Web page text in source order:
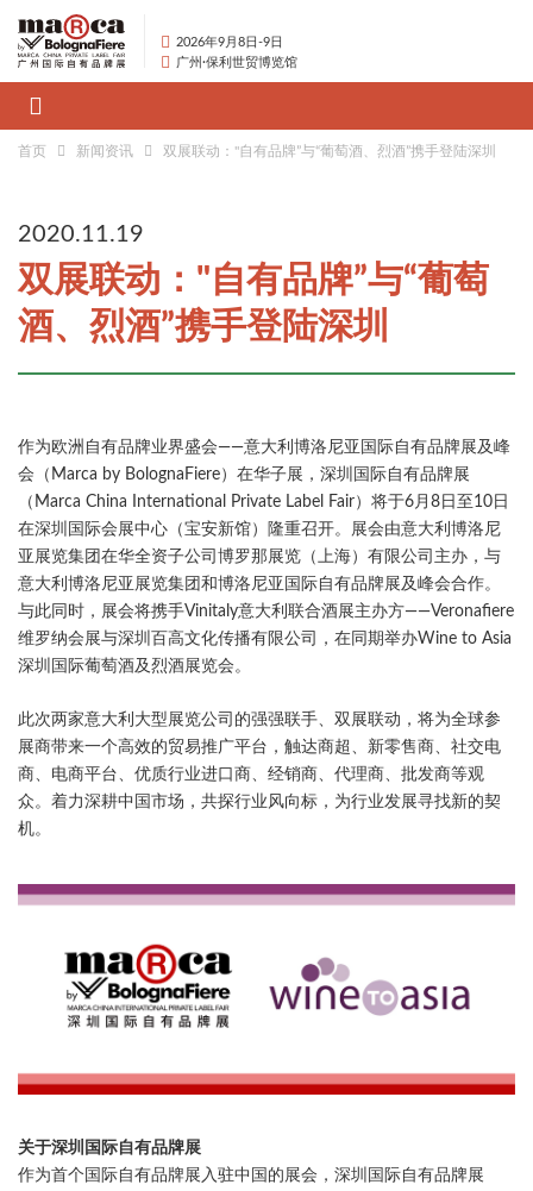
2026年9月8日-9日
广州·保利世贸博览馆
首页 新闻资讯 双展联动："自有品牌”与“葡萄酒、烈酒”携手登陆深圳
2020.11.19
双展联动："自有品牌”与“葡萄
酒、烈酒”携手登陆深圳
作为欧洲自有品牌业界盛会——意大利博洛尼亚国际自有品牌展及峰
会（Marca by BolognaFiere）在华子展，深圳国际自有品牌展
（Marca China International Private Label Fair）将于6月8日至10日
在深圳国际会展中心（宝安新馆）隆重召开。展会由意大利博洛尼
亚展览集团在华全资子公司博罗那展览（上海）有限公司主办，与
意大利博洛尼亚展览集团和博洛尼亚国际自有品牌展及峰会合作。
与此同时，展会将携手Vinitaly意大利联合酒展主办方——Veronafiere
维罗纳会展与深圳百高文化传播有限公司，在同期举办Wine to Asia
深圳国际葡萄酒及烈酒展览会。
此次两家意大利大型展览公司的强强联手、双展联动，将为全球参
展商带来一个高效的贸易推广平台，触达商超、新零售商、社交电
商、电商平台、优质行业进口商、经销商、代理商、批发商等观
众。着力深耕中国市场，共探行业风向标，为行业发展寻找新的契
机。
关于深圳国际自有品牌展
作为首个国际自有品牌展入驻中国的展会，深圳国际自有品牌展